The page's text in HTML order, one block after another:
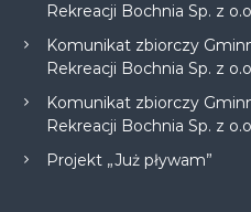
Rekreacji Bochnia Sp. z
Komunikat zbiorczy
Rekreacji Bochnia Sp. z
Komunikat zbiorczy
Rekreacji Bochnia Sp. z
Projekt „Już pływam”